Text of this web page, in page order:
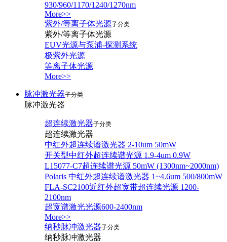
930/960/1170/1240/1270nm
More>>
紫外/等离子体光源子分类
紫外/等离子体光源
EUV光源与泵浦-探测系统
极紫外光源
等离子体光源
More>>
脉冲激光器子分类
脉冲激光器
超连续激光器子分类
超连续激光器
中红外超连续谱激光器 2-10um 50mW
开关型中红外超连续谱光源 1.9-4um 0.9W
L15077-C7超连续谱光源 50mW (1300nm~2000nm)
Polaris 中红外超连续谱激光器 1~4.6um 500/800mW
FLA-SC2100近红外超宽带超连续光源 1200-
2100nm
超宽谱激光光源600-2400nm
More>>
纳秒脉冲激光器子分类
纳秒脉冲激光器